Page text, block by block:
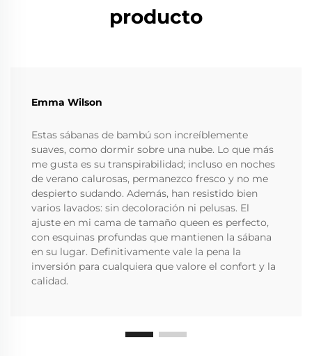
producto
Emma Wilson
Estas sábanas de bambú son increíblemente
suaves, como dormir sobre una nube. Lo que más
me gusta es su transpirabilidad; incluso en noches
de verano calurosas, permanezco fresco y no me
despierto sudando. Además, han resistido bien
varios lavados: sin decoloración ni pelusas. El
ajuste en mi cama de tamaño queen es perfecto,
con esquinas profundas que mantienen la sábana
en su lugar. Definitivamente vale la pena la
inversión para cualquiera que valore el confort y la
calidad.